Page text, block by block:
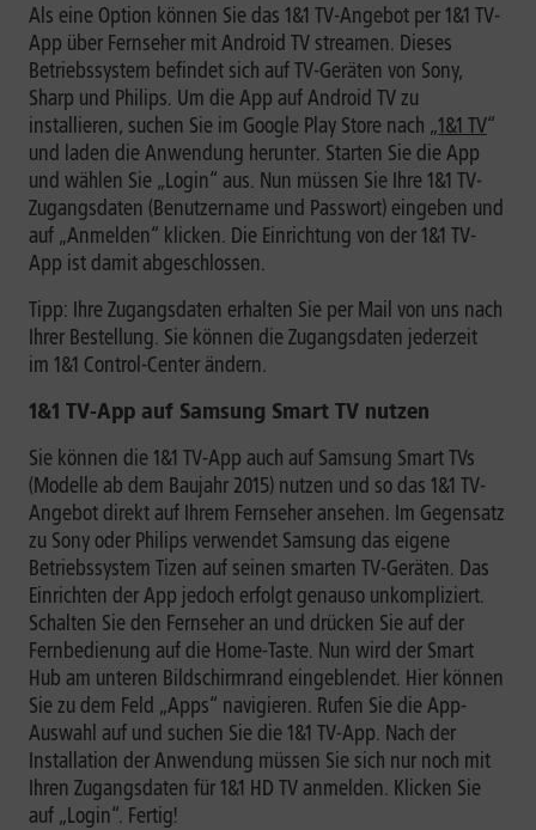
Als eine Option können Sie das 1&1 TV-Angebot per 1&1 TV-
App über Fernseher mit Android TV streamen. Dieses
Betriebssystem befindet sich auf TV-Geräten von Sony,
Sharp und Philips. Um die App auf Android TV zu
installieren, suchen Sie im Google Play Store nach „1&1 TV“
und laden die Anwendung herunter. Starten Sie die App
und wählen Sie „Login“ aus. Nun müssen Sie Ihre 1&1 TV-
Zugangsdaten (Benutzername und Passwort) eingeben und
auf „Anmelden“ klicken. Die Einrichtung von der 1&1 TV-
App ist damit abgeschlossen.
Tipp: Ihre Zugangsdaten erhalten Sie per Mail von uns nach
Ihrer Bestellung. Sie können die Zugangsdaten jederzeit
im 1&1 Control-Center ändern.
1&1 TV-App auf Samsung Smart TV nutzen
Sie können die 1&1 TV-App auch auf Samsung Smart TVs
(Modelle ab dem Baujahr 2015) nutzen und so das 1&1 TV-
Angebot direkt auf Ihrem Fernseher ansehen. Im Gegensatz
zu Sony oder Philips verwendet Samsung das eigene
Betriebssystem Tizen auf seinen smarten TV-Geräten. Das
Einrichten der App jedoch erfolgt genauso unkompliziert.
Schalten Sie den Fernseher an und drücken Sie auf der
Fernbedienung auf die Home-Taste. Nun wird der Smart
Hub am unteren Bildschirmrand eingeblendet. Hier können
Sie zu dem Feld „Apps“ navigieren. Rufen Sie die App-
Auswahl auf und suchen Sie die 1&1 TV-App. Nach der
Installation der Anwendung müssen Sie sich nur noch mit
Ihren Zugangsdaten für 1&1 HD TV anmelden. Klicken Sie
auf „Login“. Fertig!